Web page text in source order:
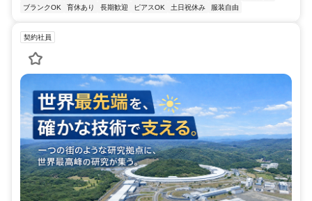
ブランクOK
育休あり 長期歓迎 ピアスOK 土日祝休み 服装自由
契約社員